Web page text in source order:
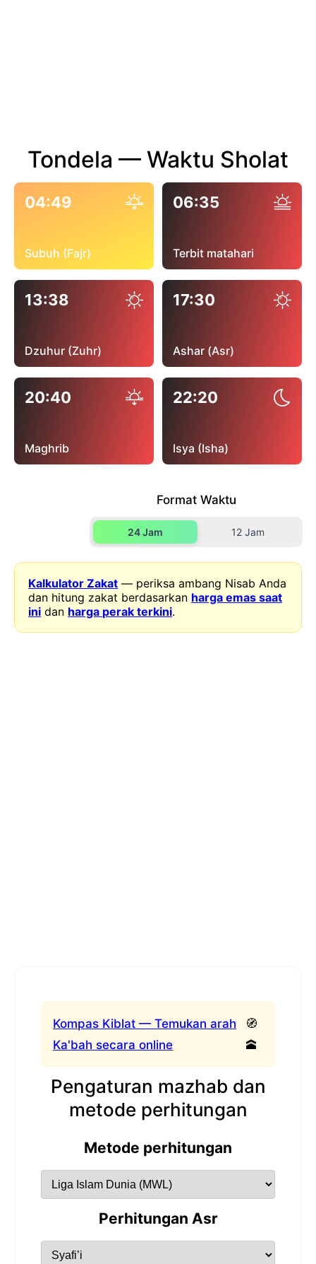
Tondela — Waktu Sholat
04:49
Subuh (Fajr)
06:35
Terbit matahari
13:38
Dzuhur (Zuhr)
17:30
Ashar (Asr)
20:40
Maghrib
22:20
Isya (Isha)
Format Waktu
24 Jam 12 Jam
Kalkulator Zakat — periksa ambang Nisab Anda
dan hitung zakat berdasarkan harga emas saat
ini dan harga perak terkini.
Kompas Kiblat — Temukan arah
Ka'bah secara online
🧭
🕋
Pengaturan mazhab dan
metode perhitungan
Metode perhitungan
Perhitungan Asr